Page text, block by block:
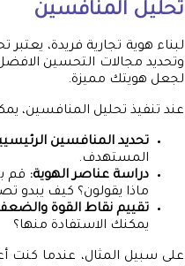
تحليل المنافسين
لبناء هوية تجارية فريدة،
وتحديد مجالات التحسين
لجعل هويتك مميزة.
عند تنفيذ تحليل المنافسين،
تحديد المنافسين
المستهدف.
دراسة عناصر الهوية: قم
ماذا يقولون؟ كيف يبدو
تقييم نقاط القوة
يمكنك الاستفادة منها؟
على سبيل المثال، عندما